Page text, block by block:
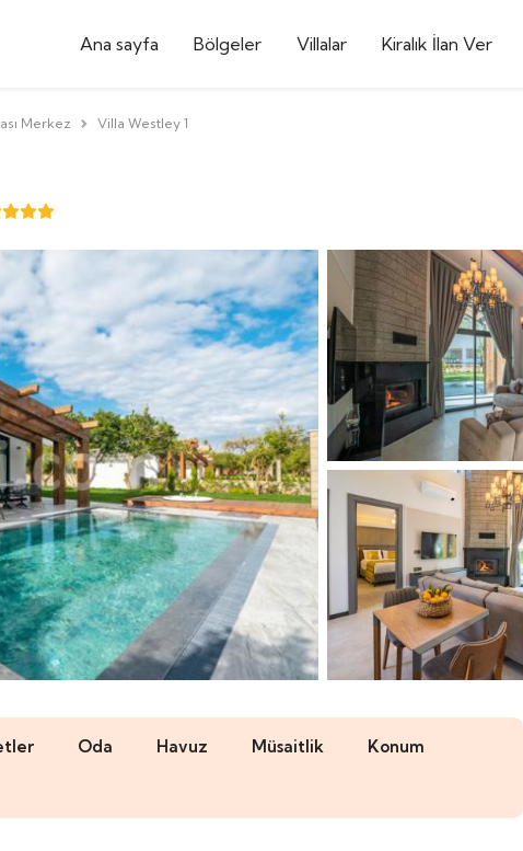
Ana sayfa Bölgeler Villalar Kiralık İlan Ver
Merkez Villa Westley 1
Oda Havuz Müsaitlik
Konum